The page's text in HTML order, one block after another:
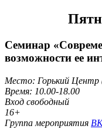
Семинар
возможности ее
Место: Горький Центр
Время: 10.00-18.00
Вход свободный
16+
Группа мероприятия